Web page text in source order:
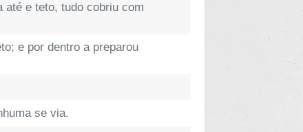
até e teto, tudo cobriu com
e por dentro a preparou
se via.